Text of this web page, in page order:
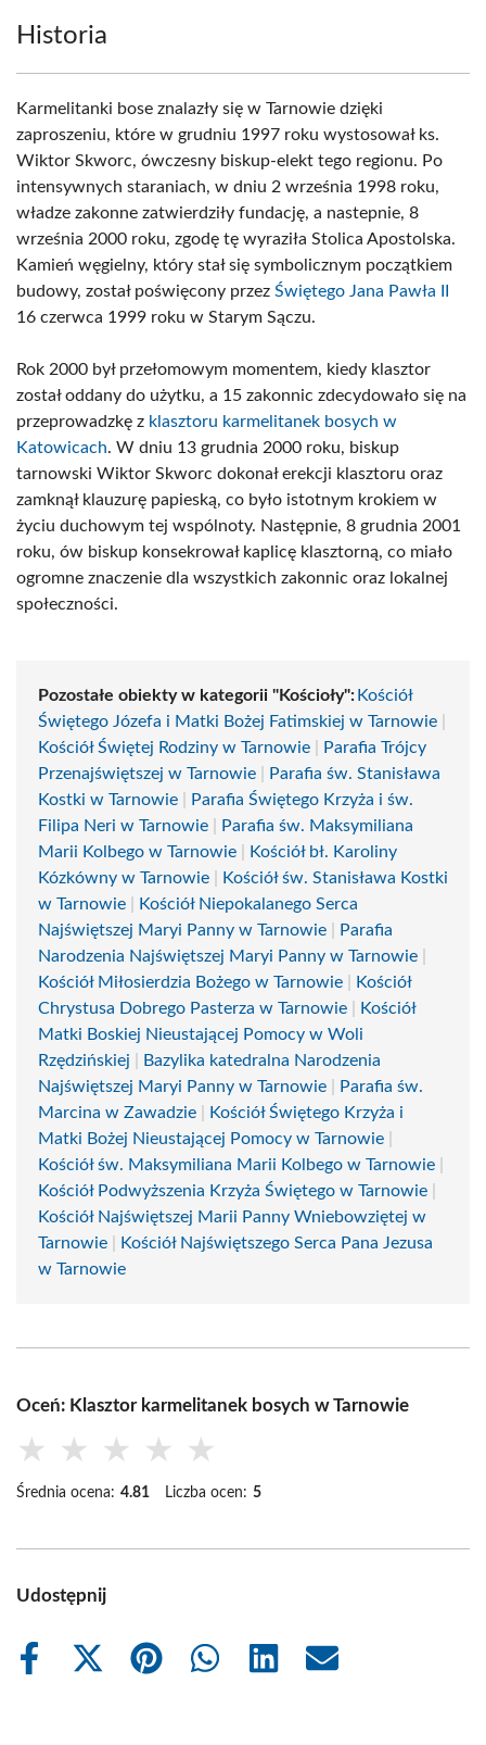
Historia
Karmelitanki bose znalazły się w Tarnowie dzięki
zaproszeniu, które w grudniu 1997 roku wystosował ks.
Wiktor Skworc, ówczesny biskup-elekt tego regionu. Po
intensywnych staraniach, w dniu 2 września 1998 roku,
władze zakonne zatwierdziły fundację, a nastepnie, 8
września 2000 roku, zgodę tę wyraziła Stolica Apostolska.
Kamień węgielny, który stał się symbolicznym początkiem
budowy, został poświęcony przez Świętego Jana Pawła II
16 czerwca 1999 roku w Starym Sączu.
Rok 2000 był przełomowym momentem, kiedy klasztor
został oddany do użytku, a 15 zakonnic zdecydowało się na
przeprowadzkę z klasztoru karmelitanek bosych w
Katowicach. W dniu 13 grudnia 2000 roku, biskup
tarnowski Wiktor Skworc dokonał erekcji klasztoru oraz
zamknął klauzurę papieską, co było istotnym krokiem w
życiu duchowym tej wspólnoty. Następnie, 8 grudnia 2001
roku, ów biskup konsekrował kaplicę klasztorną, co miało
ogromne znaczenie dla wszystkich zakonnic oraz lokalnej
społeczności.
Pozostałe obiekty w kategorii "Kościoły": Kościół
Świętego Józefa i Matki Bożej Fatimskiej w Tarnowie
Kościół Świętej Rodziny w Tarnowie
Parafia Trójcy
Przenajświętszej w Tarnowie
Parafia św. Stanisława
Kostki w Tarnowie
Parafia Świętego Krzyża i św.
Filipa Neri w Tarnowie
Parafia św. Maksymiliana
Marii Kolbego w Tarnowie
Kościół bł. Karoliny
Kózkówny w Tarnowie
Kościół św. Stanisława Kostki
w Tarnowie
Kościół Niepokalanego Serca
Najświętszej Maryi Panny w Tarnowie
Parafia
Narodzenia Najświętszej Maryi Panny w Tarnowie
Kościół Miłosierdzia Bożego w Tarnowie
Kościół
Chrystusa Dobrego Pasterza w Tarnowie
Kościół
Matki Boskiej Nieustającej Pomocy w Woli
Rzędzińskiej
Bazylika katedralna Narodzenia
Najświętszej Maryi Panny w Tarnowie
Parafia św.
Marcina w Zawadzie
Kościół Świętego Krzyża i
Matki Bożej Nieustającej Pomocy w Tarnowie
Kościół św. Maksymiliana Marii Kolbego w Tarnowie
Kościół Podwyższenia Krzyża Świętego w Tarnowie
Kościół Najświętszej Marii Panny Wniebowziętej w
Tarnowie
Kościół Najświętszego Serca Pana Jezusa
w Tarnowie
Oceń: Klasztor karmelitanek bosych w Tarnowie
★ ★ ★ ★ ★
Średnia ocena: 4.81 Liczba ocen: 5
Udostępnij
Share
Share
Share
Share
Share
Share